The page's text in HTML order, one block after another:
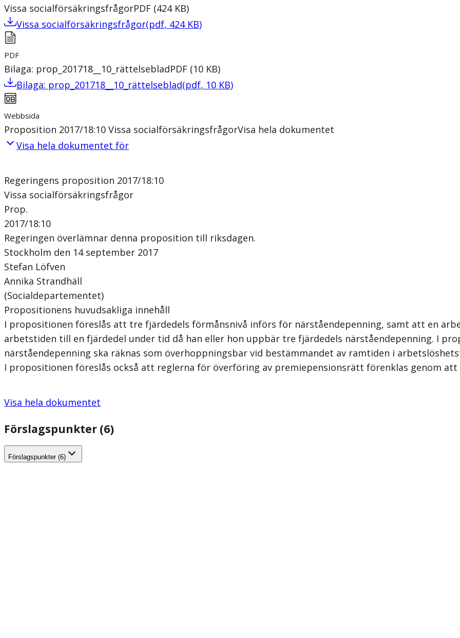
Vissa socialförsäkringsfrågorPDF (424 KB)
Vissa socialförsäkringsfrågor(pdf, 424 KB)
PDF
Bilaga: prop_201718__10_rättelsebladPDF (10 KB)
Bilaga: prop_201718__10_rättelseblad(pdf, 10 KB)
Webbsida
Proposition 2017/18:10 Vissa socialförsäkringsfrågorVisa hela dokumentet
Visa hela dokumentet för
Regeringens proposition 2017/18:10
Vissa socialförsäkringsfrågor
Prop.
2017/18:10
Regeringen överlämnar denna proposition till riksdagen.
Stockholm den 14 september 2017
Stefan Löfven
Annika Strandhäll
(Socialdepartementet)
Propositionens huvudsakliga innehåll
I propositionen föreslås att tre fjärdedels förmånsnivå införs för närståendepenning, samt att en
arbetstiden till en fjärdedel under tid då han eller hon uppbär tre fjärdedels närståendepenning. I
närståendepenning ska räknas som överhoppningsbar vid bestämmandet av ramtiden i
I propositionen föreslås också att reglerna för överföring av premiepensionsrätt förenklas genom att
Visa hela dokumentet
Förslagspunkter (6)
Förslagspunkter (6)